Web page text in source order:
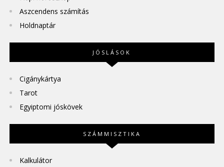
Aszcendens számítás
Holdnaptár
JÓSLÁSOK
Cigánykártya
Tarot
Egyiptomi jóskövek
SZÁMMISZTIKA
Kalkulátor